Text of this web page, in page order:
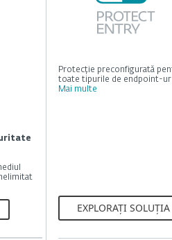
Protecție preconfigurată
toate tipurile de endpoint-
Mai multe
EXPLORAȚI SOLUȚIA